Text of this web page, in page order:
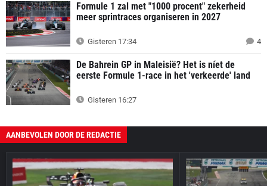
Formule 1 zal met "1000 procent" zekerheid
meer sprintraces organiseren in 2027
Gisteren 17:34 4
De Bahrein GP in Maleisië? Het is níet de
eerste Formule 1-race in het 'verkeerde' land
Gisteren 16:27
AANBEVOLEN DOOR DE REDACTIE